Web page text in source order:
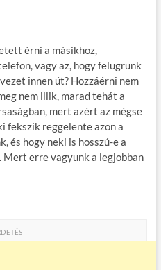
érni a másikhoz,
vagy az, hogy felugrunk
innen út? Hozzáérni nem
nem illik, marad tehát a
mert azért az mégse
fekszik reggelente azon a
és hogy neki is hosszú-e a
Mert erre vagyunk a legjobban